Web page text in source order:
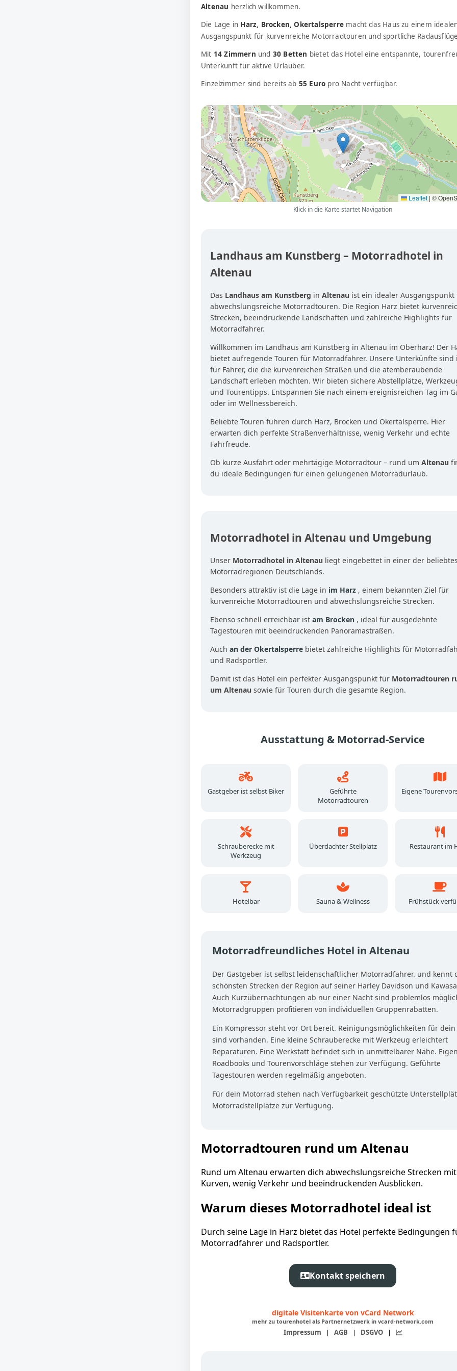
Altenau herzlich willkommen.
Die Lage in Harz, Brocken, Okertalsperre macht das Haus zu einem
Ausgangspunkt für kurvenreiche Motorradtouren und sportliche
Mit 14 Zimmern und 30 Betten bietet das Hotel eine entspannte,
Unterkunft für aktive Urlauber.
Einzelzimmer sind bereits ab 55 Euro pro Nacht verfügbar.
Leaflet | ©
Klick in die Karte startet Navigation
Landhaus am Kunstberg – Motorradhotel in
Altenau
Das Landhaus am Kunstberg in Altenau ist ein idealer Ausgangspunkt
abwechslungsreiche Motorradtouren. Die Region Harz bietet
Strecken, beeindruckende Landschaften und zahlreiche Highlights für
Motorradfahrer.
Willkommen im Landhaus am Kunstberg in Altenau im Oberharz! Der
bietet aufregende Touren für Motorradfahrer. Unsere Unterkünfte sind
für Fahrer, die die kurvenreichen Straßen und die atemberaubende
Landschaft erleben möchten. Wir bieten sichere Abstellplätze,
und Tourentipps. Entspannen Sie nach einem ereignisreichen Tag im
oder im Wellnessbereich.
Beliebte Touren führen durch Harz, Brocken und Okertalsperre. Hier
erwarten dich perfekte Straßenverhältnisse, wenig Verkehr und echte
Fahrfreude.
Ob kurze Ausfahrt oder mehrtägige Motorradtour – rund um Altenau
du ideale Bedingungen für einen gelungenen Motorradurlaub.
Motorradhotel in Altenau und Umgebung
Unser Motorradhotel in Altenau liegt eingebettet in einer der
Motorradregionen Deutschlands.
Besonders attraktiv ist die Lage in im Harz , einem bekannten Ziel für
kurvenreiche Motorradtouren und abwechslungsreiche Strecken.
Ebenso schnell erreichbar ist am Brocken , ideal für ausgedehnte
Tagestouren mit beeindruckenden Panoramastraßen.
Auch an der Okertalsperre bietet zahlreiche Highlights für
und Radsportler.
Damit ist das Hotel ein perfekter Ausgangspunkt für Motorradtouren
um Altenau sowie für Touren durch die gesamte Region.
Ausstattung & Motorrad-Service
Gastgeber ist selbst Biker
Geführte
Motorradtouren
Eigene
Schrauberecke mit
Werkzeug
Überdachter Stellplatz Restaurant im
Hotelbar Sauna & Wellness Frühstück
Motorradfreundliches Hotel in Altenau
Der Gastgeber ist selbst leidenschaftlicher Motorradfahrer. und kennt
schönsten Strecken der Region auf seiner Harley Davidson und
Auch Kurzübernachtungen ab nur einer Nacht sind problemlos
Motorradgruppen profitieren von individuellen Gruppenrabatten.
Ein Kompressor steht vor Ort bereit. Reinigungsmöglichkeiten für dein
sind vorhanden. Eine kleine Schrauberecke mit Werkzeug erleichtert
Reparaturen. Eine Werkstatt befindet sich in unmittelbarer Nähe.
Roadbooks und Tourenvorschläge stehen zur Verfügung. Geführte
Tagestouren werden regelmäßig angeboten.
Für dein Motorrad stehen nach Verfügbarkeit geschützte
Motorradstellplätze zur Verfügung.
Motorradtouren rund um Altenau
Rund um Altenau erwarten dich abwechslungsreiche Strecken
Kurven, wenig Verkehr und beeindruckenden Ausblicken.
Warum dieses Motorradhotel ideal ist
Durch seine Lage in Harz bietet das Hotel perfekte Bedingungen
Motorradfahrer und Radsportler.
Kontakt speichern
digitale Visitenkarte von vCard Network
mehr zu tourenhotel als Partnernetzwerk in vcard-network.com
Impressum | AGB | DSGVO |